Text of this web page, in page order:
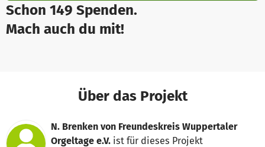
Schon 149 Spenden.
Mach auch du mit!
Über das Projekt
N. Brenken von Freundeskreis Wuppertaler
Orgeltage e.V. ist für dieses Projekt